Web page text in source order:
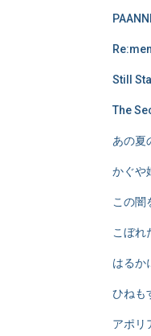
Still
The
あの夏
かぐや
この闇
こぼれ
はるか
ひねも
アポリ